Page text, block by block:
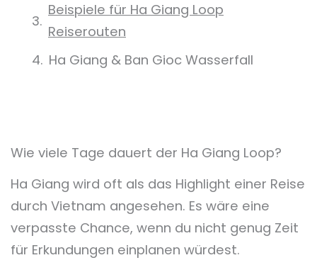
Beispiele für Ha Giang Loop
Reiserouten
Ha Giang & Ban Gioc Wasserfall
Wie viele Tage dauert der Ha Giang Loop?
Ha Giang wird oft als das Highlight einer Reise
durch Vietnam angesehen. Es wäre eine
verpasste Chance, wenn du nicht genug Zeit
für Erkundungen einplanen würdest.